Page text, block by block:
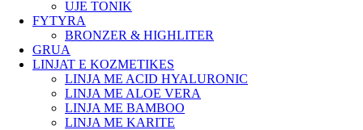
UJE TONIK
FYTYRA
BRONZER & HIGHLITER
GRUA
LINJAT E KOZMETIKES
LINJA ME ACID HYALURONIC
LINJA ME ALOE VERA
LINJA ME BAMBOO
LINJA ME KARITE